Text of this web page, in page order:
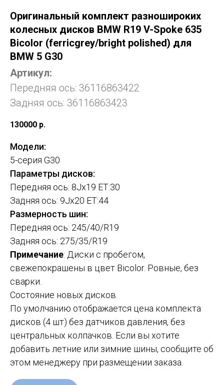
Оригинальный комплект разношироких
колесных дисков BMW R19 V-Spoke 635
Bicolor (ferricgrey/bright polished) для
BMW 5 G30
Артикул:
Передняя ось: 36116863422
Задняя ось: 36116863423
130000 р.
Модели:
5-серия G30
Параметры дисков:
Передняя ось: 8Jx19 ET:30
Задняя ось: 9Jx20 ET:44
Размерность шин:
Передняя ось: 245/40/R19
Задняя ось: 275/35/R19
Примечание: Диски с пробегом,
свежепокрашены в цвет Bicolor. Ровные, без
сварки.
Состояние новых дисков.
По умолчанию отображается цена комплекта
дисков (4 шт) без датчиков давления, без
центральных колпачков. Если вы хотите
добавить летние или зимние шины, сообщите об
этом менеджеру при размещении заказа.